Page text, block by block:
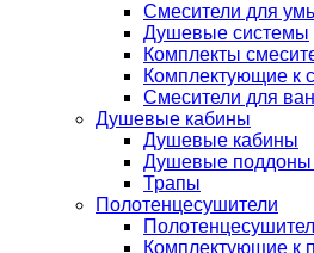
Смесители для
Душевые системы
Комплекты
Комплектующие к
Смесители для
Душевые кабины
Душевые кабины
Душевые поддоны
Трапы
Полотенцесушители
Комплектующие к